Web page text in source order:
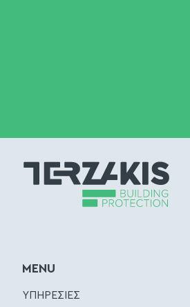
MENU
ΥΠΗΡΕΣΙΕΣ